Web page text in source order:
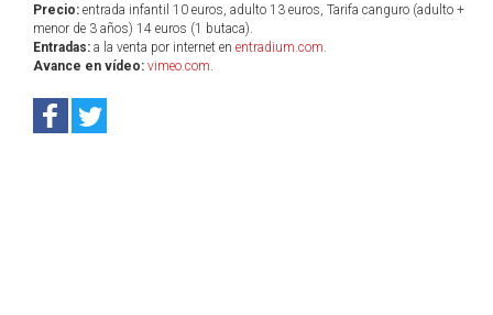
Precio: entrada infantil 10 euros, adulto 13 euros, Tarifa canguro (adulto +
menor de 3 años) 14 euros (1 butaca).
Entradas: a la venta por internet en entradium.com.
Avance en vídeo: vimeo.com.